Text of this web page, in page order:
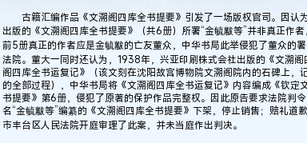
古籍汇编作品《文溯阁四库全书提要》引发了一场版权官司。因认
出版的《文溯阁四库全书提要》（共6册）所署“金毓黻等”并非真正作
前5册真正的作者应是金毓黻的亡友董众，中华书局此举侵犯了董众的
法院。董大一同时还认为，1938年，兴亚印刷株式会社出版的《文溯
阁四库全书运复记》（该文刻在沈阳故宫博物院文溯阁院内的石碑上
的全部过程），中华书局将《文溯阁四库全书运复记》内容编成《钦
书提要》第6册，侵犯了原著的保护作品完整权。因此原告要求法院判
名“金毓黻等”编纂的《文溯阁四库全书提要》下架，停止销售；赔礼道
市丰台区人民法院开庭审理了此案，并未当庭作出判决。